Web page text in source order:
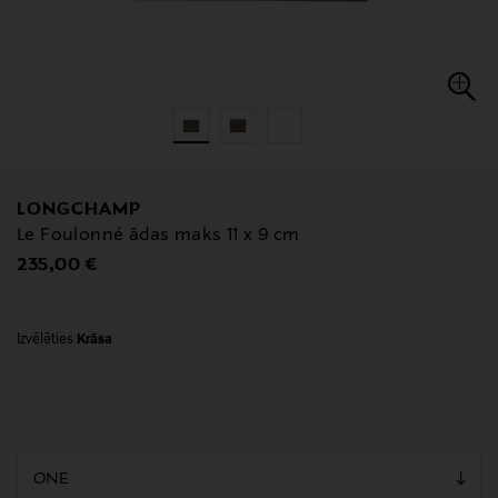
LONGCHAMP
Le Foulonné ādas maks 11 x 9 cm
Original Price
235,00 €
Izvēlēties Krāsa